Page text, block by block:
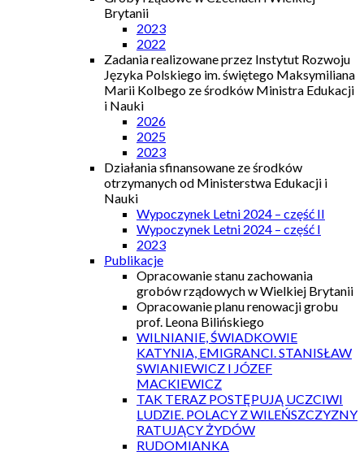
Brytanii
2023
2022
Zadania realizowane przez Instytut Rozwoju
Języka Polskiego im. świętego Maksymiliana
Marii Kolbego ze środków Ministra Edukacji
i Nauki
2026
2025
2023
Działania sfinansowane ze środków
otrzymanych od Ministerstwa Edukacji i
Nauki
Wypoczynek Letni 2024 – część II
Wypoczynek Letni 2024 – część I
2023
Publikacje
Opracowanie stanu zachowania
grobów rządowych w Wielkiej Brytanii
Opracowanie planu renowacji grobu
prof. Leona Bilińskiego
WILNIANIE, ŚWIADKOWIE
KATYNIA, EMIGRANCI. STANISŁAW
SWIANIEWICZ I JÓZEF
MACKIEWICZ
TAK TERAZ POSTĘPUJĄ UCZCIWI
LUDZIE. POLACY Z WILEŃSZCZYZNY
RATUJĄCY ŻYDÓW
RUDOMIANKA